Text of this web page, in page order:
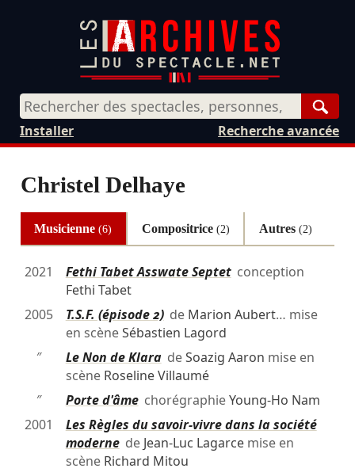
Recherche avancée
Installer
Christel Delhaye
Musicienne(6) Compositrice (2) Autres(2)
2021 Fethi Tabet Asswate Septetconception
Fethi Tabet
2005
T.S.F. (épisode 2)de Marion Aubert… mise
en scèneSébastien Lagord
″
Le Non de KlaradeSoazig Aaron mise en
scène Roseline Villaumé
″
Porte d'âmechorégraphieYoung-Ho Nam
2001
Les Règles du savoir-vivre dans la société
modernede Jean-Luc Lagarcemise en
scène Richard Mitou